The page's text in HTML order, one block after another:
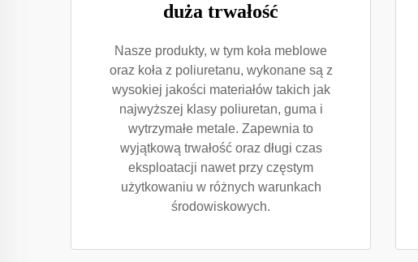
duża trwałość
Nasze produkty, w tym koła meblowe
oraz koła z poliuretanu, wykonane są z
wysokiej jakości materiałów takich jak
najwyższej klasy poliuretan, guma i
wytrzymałe metale. Zapewnia to
wyjątkową trwałość oraz długi czas
eksploatacji nawet przy częstym
użytkowaniu w różnych warunkach
środowiskowych.